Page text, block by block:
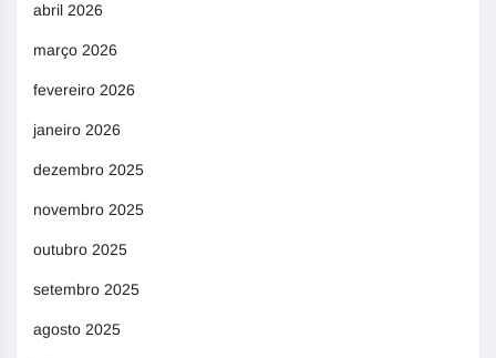
abril 2026
março 2026
fevereiro 2026
janeiro 2026
dezembro 2025
novembro 2025
outubro 2025
setembro 2025
agosto 2025